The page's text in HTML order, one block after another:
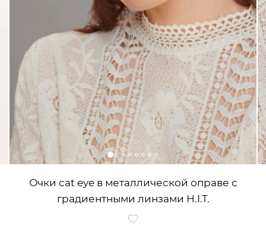
Очки cat eye в металлической оправе с
градиентными линзами H.I.T.